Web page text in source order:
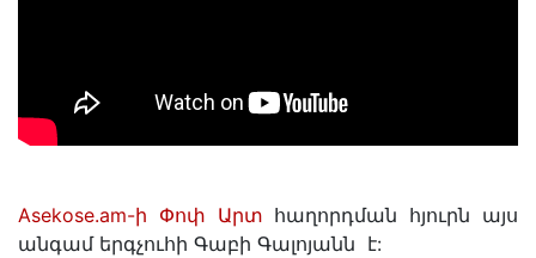
Asekose.am-ի Փոփ Արտ հաղորդման հյուրն այս
անգամ երգչուհի Գաբի Գալոյանն է: